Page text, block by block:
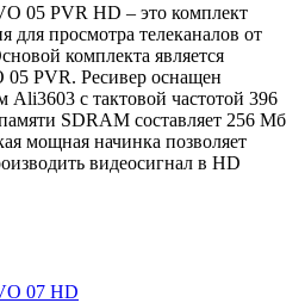
05 PVR HD – это комплект
для просмотра телеканалов от
комплекта является
05 PVR. Ресивер оснащен
Ali3603 с тактовой частотой 396
SDRAM составляет 256 Мб
мощная начинка позволяет
видеосигнал в HD
07 HD